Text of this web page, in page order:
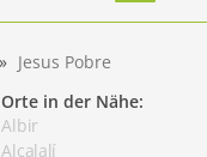
Jesus Pobre
Orte in der Nähe:
Albir
Alcalalí